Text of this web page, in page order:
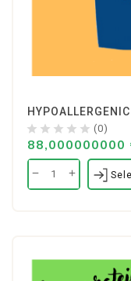
(0)
88,000000000